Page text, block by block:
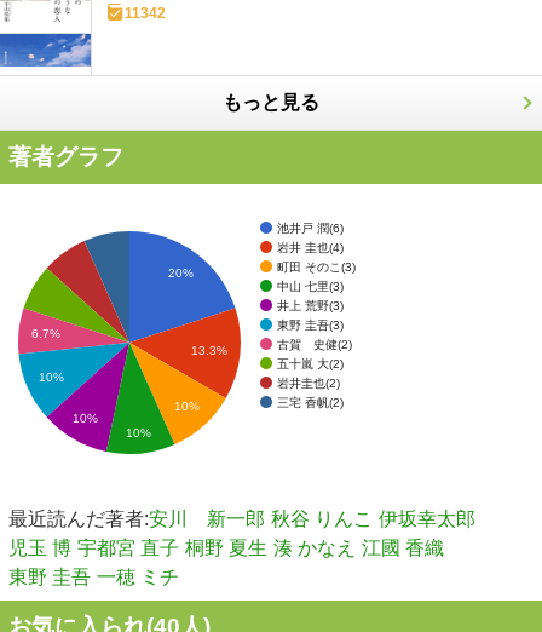
11342
もっと見る
著者グラフ
池井戸 潤(6)
岩井 圭也(4)
町田 そのこ(3)
中山 七里(3)
井上 荒野(3)
東野 圭吾(3)
古賀 史健(2)
五十嵐 大(2)
岩井圭也(2)
三宅 香帆(2)
20%
13.3%
10%
6.7%
10%
10%
10%
最近読んだ著者:安川 新一郎 秋谷 りんこ 伊坂幸太郎
児玉 博 宇都宮 直子 桐野 夏生 湊 かなえ 江國 香織
東野 圭吾 一穂 ミチ
お気に入られ(40人)